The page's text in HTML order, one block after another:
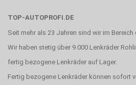
TOP-AUTOPROFI.DE
Seit mehr als 23 Jahren sind wir im Bereich
Wir haben stetig über 9.000 Lenkräder
fertig bezogene Lenkräder auf Lager.
Fertig bezogene Lenkräder können sofort